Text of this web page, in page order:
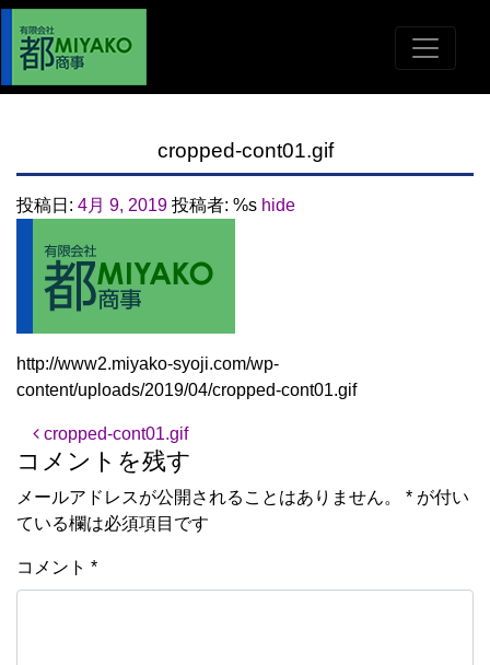
cropped-cont01.gif
投稿日: 4月 9, 2019 投稿者: %s hide
http://www2.miyako-syoji.com/wp-
content/uploads/2019/04/cropped-cont01.gif
投稿ナビゲーション
cropped-cont01.gif
コメントを残す
メールアドレスが公開されることはありません。 * が付い
ている欄は必須項目です
コメント *